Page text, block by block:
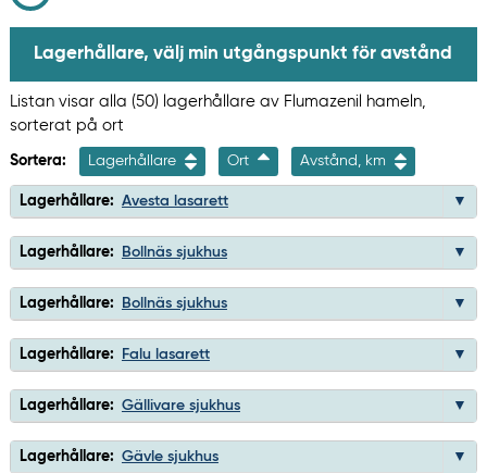
Lagerhållare, välj min utgångspunkt för avstånd
Listan visar alla (50) lagerhållare av Flumazenil hameln,
sorterat på ort
Sortera: Lagerhållare Ort Avstånd, km
Lagerhållare: Avesta lasarett
Lagerhållare: Bollnäs sjukhus
Lagerhållare: Bollnäs sjukhus
Lagerhållare: Falu lasarett
Lagerhållare: Gällivare sjukhus
Lagerhållare: Gävle sjukhus